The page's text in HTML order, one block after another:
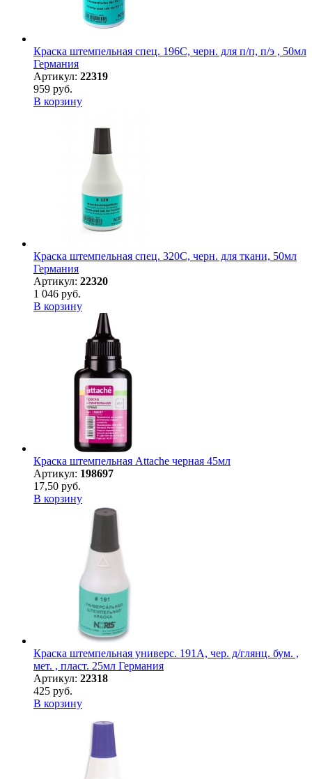
Краска штемпельная спец. 196С, черн. для п/п, п/э , 50мл
Германия
Артикул: 22319
959 руб.
В корзину
Краска штемпельная спец. 320С, черн. для ткани, 50мл
Германия
Артикул: 22320
1 046 руб.
В корзину
Краска штемпельная Attache черная 45мл
Артикул: 198697
17,50 руб.
В корзину
Краска штемпельная универс. 191А, чер. д/глянц. бум. ,
мет. , пласт. 25мл Германия
Артикул: 22318
425 руб.
В корзину